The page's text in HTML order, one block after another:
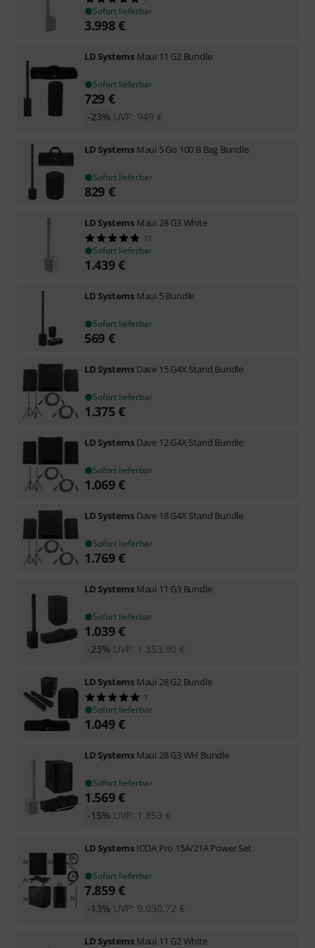
Sofort lieferbar
3.998€
LD Systems Maui 11 G2 Bundle
Sofort lieferbar
729 €
UVP: 949 €
-23%
LD Systems Maui 5 Go 100 B Bag Bundle
Sofort lieferbar
829 €
LD Systems Maui 28 G3 White
11
Sofort lieferbar
1.439€
LD Systems Maui 5 Bundle
Sofort lieferbar
569 €
LD Systems Dave 15 G4X Stand Bundle
Sofort lieferbar
1.375€
LD Systems Dave 12 G4X Stand Bundle
Sofort lieferbar
1.069€
LD Systems Dave 18 G4X Stand Bundle
Sofort lieferbar
1.769€
LD Systems Maui 11 G3 Bundle
Sofort lieferbar
1.039€
UVP: 1.353,90 €
-23%
LD Systems Maui 28 G2 Bundle
1
Sofort lieferbar
1.049€
LD Systems Maui 28 G3 WH Bundle
Sofort lieferbar
1.569€
UVP: 1.853 €
-15%
LD Systems ICOA Pro 15A/21A Power Set
Sofort lieferbar
7.859€
UVP: 9.030,72 €
-13%
LD Systems Maui 11 G2 White